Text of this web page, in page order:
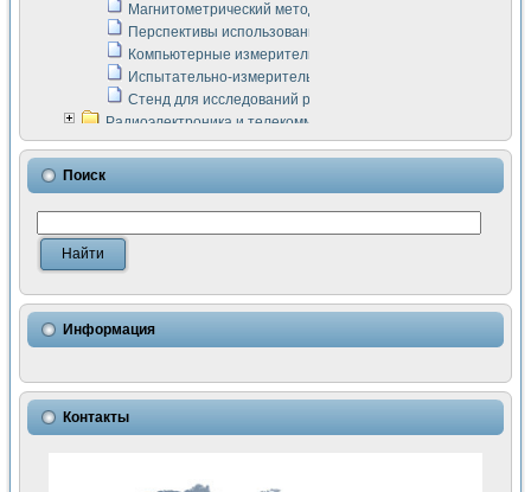
Магнитометрический метод в дефектоскопии сварных
Перспективы использования машинного зрения в
Компьютерные измерительные системы для
Испытательно-измерительный комплекс аппаратуры для
Стенд для исследований рабочих процессов ДВС в
Радиоэлектроника и телекоммуникации
LabVIEW в расчетах радиолиний систем передачи данных
Аппаратно-программный комплекс для исследования
Виртуальный лабораторный стенд для исследования
Измерение шумовых параметров операционных
Измерительный преобразователь на основе цифровой
Использование NI LabVIEW для математического
Исследовние возможности создания измерителя ВАХ
Математическое моделирование генератора сигналов -
Применение осциллографического модуля с высоким
Симуляция отклика импульсного радиолокационного
Автоматизация формирования уравнений состояния для
Разработка автоматизированного стенда для измерения
Поиск
Информация
Контакты